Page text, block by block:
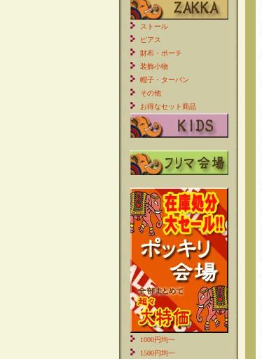
ストール
ピアス
財布・ポーチ
装飾小物
帽子・ターバン
その他
お得なセット商品
1000円均一
1500円均一